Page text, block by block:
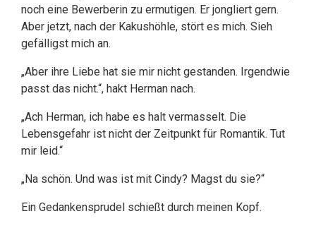
noch eine Bewerberin zu ermutigen. Er jongliert gern.
Aber jetzt, nach der Kakushöhle, stört es mich. Sieh
gefälligst mich an.
„Aber ihre Liebe hat sie mir nicht gestanden. Irgendwie
passt das nicht.“, hakt Herman nach.
„Ach Herman, ich habe es halt vermasselt. Die
Lebensgefahr ist nicht der Zeitpunkt für Romantik. Tut
mir leid.“
„Na schön. Und was ist mit Cindy? Magst du sie?“
Ein Gedankensprudel schießt durch meinen Kopf.